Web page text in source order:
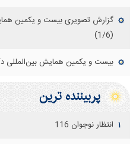
گزارش تصویری بیست و یکمین
(1/6)
بیست و یکمین همایش بین‌المللی
پربيننده ترين
۱ انتظار نوجوان 116